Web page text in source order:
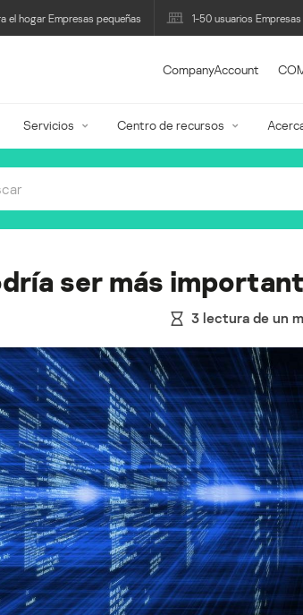
el hogar Empresas pequeñas 1-50 usuarios Empresas
CompanyAccount
Servicios Centro de recursos
ser más
3 lectura de un